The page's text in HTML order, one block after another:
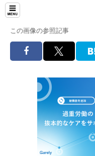
この画像の参照記事